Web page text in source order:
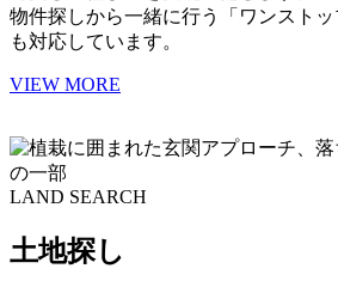
物件探しから一緒に行う「ワンスト
も対応しています。
VIEW MORE
LAND SEARCH
土地探し